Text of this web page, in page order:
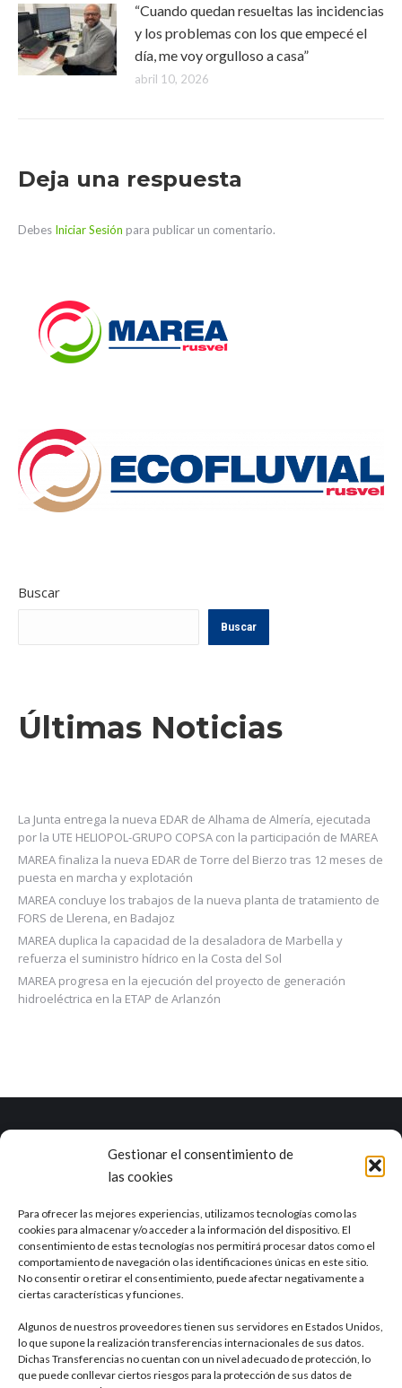
Gestionar el consentimiento de
las cookies
Para ofrecer las mejores experiencias, utilizamos tecnologías como las
cookies para almacenar y/o acceder a la información del dispositivo. El
consentimiento de estas tecnologías nos permitirá procesar datos como el
comportamiento de navegación o las identificaciones únicas en este sitio.
No consentir o retirar el consentimiento, puede afectar negativamente a
ciertas características y funciones.
Algunos de nuestros proveedores tienen sus servidores en Estados Unidos,
lo que supone la realización transferencias internacionales de sus datos.
Dichas Transferencias no cuentan con un nivel adecuado de protección, lo
que puede conllevar ciertos riesgos para la protección de sus datos de
“Cuando quedan resueltas las incidencias
y los problemas con los que empecé el
día, me voy orgulloso a casa”
abril 10, 2026
Deja una respuesta
Debes Iniciar Sesión para publicar un comentario.
Buscar
Buscar
Últimas Noticias
La Junta entrega la nueva EDAR de Alhama de Almería, ejecutada
por la UTE HELIOPOL-GRUPO COPSA con la participación de MAREA
MAREA finaliza la nueva EDAR de Torre del Bierzo tras 12 meses de
puesta en marcha y explotación
MAREA concluye los trabajos de la nueva planta de tratamiento de
FORS de Llerena, en Badajoz
MAREA duplica la capacidad de la desaladora de Marbella y
refuerza el suministro hídrico en la Costa del Sol
MAREA progresa en la ejecución del proyecto de generación
hidroeléctrica en la ETAP de Arlanzón
Marea es una empresa con una dilatada experiencia en el ciclo
integral del agua y otros campos como la industria, la agricultura, el
Delegación de Sevilla
Calle Tajo, 4 41012, Sevilla
Otras delegaciones